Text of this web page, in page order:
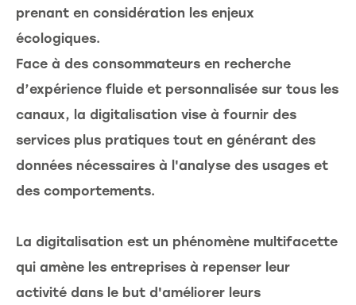
prenant en considération les enjeux
écologiques.
Face à des consommateurs en recherche
d’expérience fluide et personnalisée sur tous les
canaux, la digitalisation vise à fournir des
services plus pratiques tout en générant des
données nécessaires à l'analyse des usages et
des comportements.
La digitalisation est un phénomène multifacette
qui amène les entreprises à repenser leur
activité dans le but d'améliorer leurs